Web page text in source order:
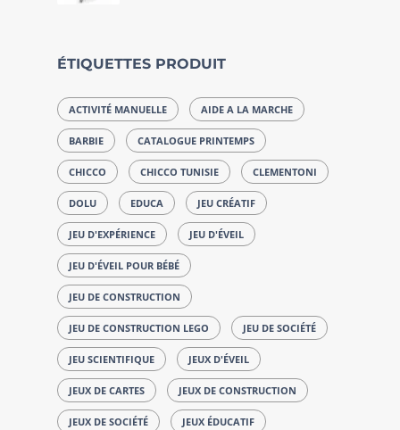
ÉTIQUETTES PRODUIT
ACTIVITÉ MANUELLE AIDE A LA MARCHE
BARBIE CATALOGUE PRINTEMPS
CHICCO CHICCO TUNISIE CLEMENTONI
DOLU EDUCA JEU CRÉATIF
JEU D'EXPÉRIENCE JEU D'ÉVEIL
JEU D'ÉVEIL POUR BÉBÉ
JEU DE CONSTRUCTION
JEU DE CONSTRUCTION LEGO JEU DE SOCIÉTÉ
JEU SCIENTIFIQUE JEUX D'ÉVEIL
JEUX DE CARTES JEUX DE CONSTRUCTION
JEUX DE SOCIÉTÉ JEUX ÉDUCATIF